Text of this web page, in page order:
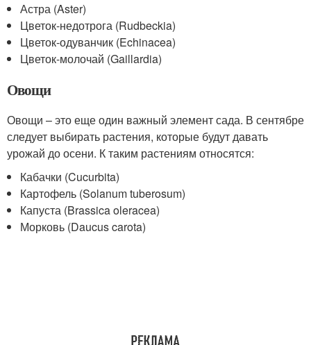
Астра (Aster)
Цветок-недотрога (Rudbeckia)
Цветок-одуванчик (Echinacea)
Цветок-молочай (Gaillardia)
Овощи
Овощи – это еще один важный элемент сада. В сентябре
следует выбирать растения, которые будут давать
урожай до осени. К таким растениям относятся:
Кабачки (Cucurbita)
Картофель (Solanum tuberosum)
Капуста (Brassica oleracea)
Морковь (Daucus carota)